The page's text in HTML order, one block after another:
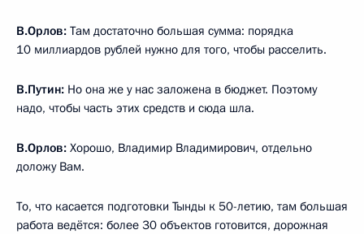
В.Орлов: Там достаточно большая сумма: порядка
10 миллиардов рублей нужно для того, чтобы расселить.
В.Путин: Но она же у нас заложена в бюджет. Поэтому
надо, чтобы часть этих средств и сюда шла.
В.Орлов: Хорошо, Владимир Владимирович, отдельно
доложу Вам.
То, что касается подготовки Тынды к 50-летию, там большая
работа ведётся: более 30 объектов готовится, дорожная